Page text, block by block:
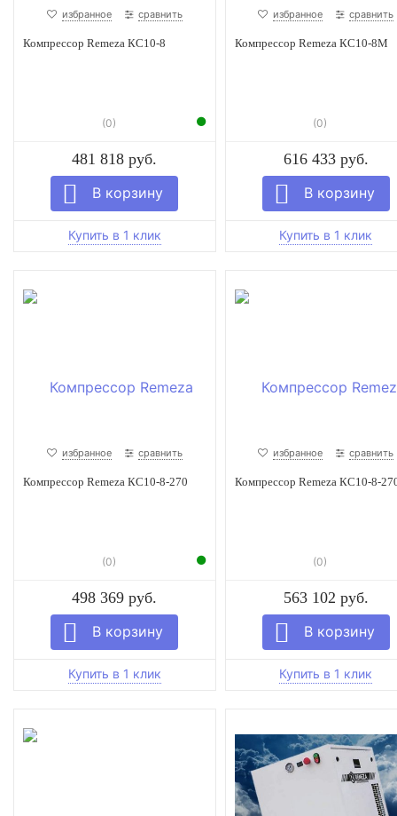
избранное сравнить
Компрессор Remeza КС10-8
(0)
481 818 руб.
избранное сравнить
Компрессор Remeza КС10-8М
(0)
616 433 руб.
избранное сравнить
Компрессор Remeza КС10-8-270
(0)
498 369 руб.
избранное сравнить
Компрессор Remeza КС10-8-
(0)
563 102 руб.